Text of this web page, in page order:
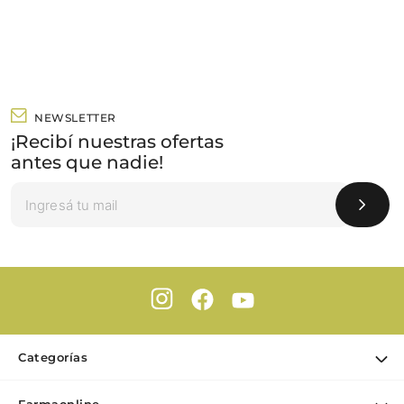
NEWSLETTER
¡Recibí nuestras ofertas
antes que nadie!
Categorías